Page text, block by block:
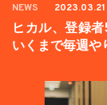
NEWS 2023.03.21
ヒカル、登録
いくまで毎週や